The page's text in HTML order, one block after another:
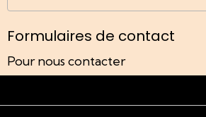
Formulaires de contact
Pour nous contacter